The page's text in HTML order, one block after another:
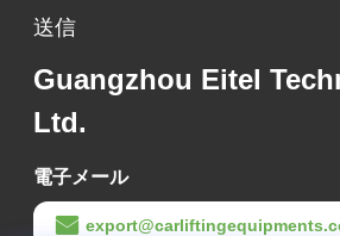
送信
Guangzhou Eitel
Ltd.
電子メール